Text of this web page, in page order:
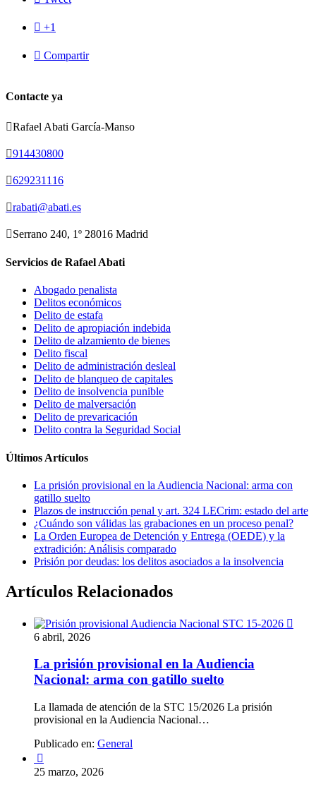
 +1
 Compartir
Contacte ya
Rafael Abati García-Manso
914430800
629231116
rabati@abati.es
Serrano 240, 1º 28016 Madrid
Servicios de Rafael Abati
Abogado penalista
Delitos económicos
Delito de estafa
Delito de apropiación indebida
Delito de alzamiento de bienes
Delito fiscal
Delito de administración desleal
Delito de blanqueo de capitales
Delito de insolvencia punible
Delito de malversación
Delito de prevaricación
Delito contra la Seguridad Social
Últimos Artículos
La prisión provisional en la Audiencia Nacional: arma con
gatillo suelto
Plazos de instrucción penal y art. 324 LECrim: estado del arte
¿Cuándo son válidas las grabaciones en un proceso penal?
La Orden Europea de Detención y Entrega (OEDE) y la
extradición: Análisis comparado
Prisión por deudas: los delitos asociados a la insolvencia
Artículos Relacionados

6 abril, 2026
La prisión provisional en la Audiencia
Nacional: arma con gatillo suelto
La llamada de atención de la STC 15/2026 La prisión
provisional en la Audiencia Nacional…
Publicado en: General

25 marzo, 2026